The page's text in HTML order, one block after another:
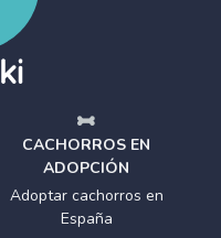
CACHORROS EN
ADOPCIÓN
Adoptar cachorros en
España